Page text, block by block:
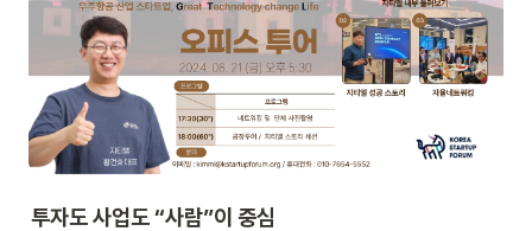
투자도 사업도 “사람”이 중심